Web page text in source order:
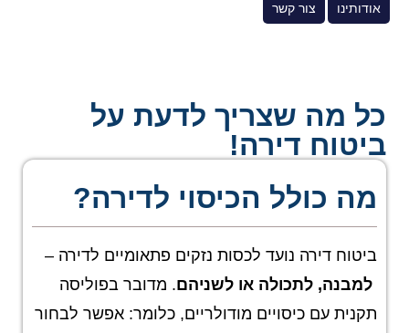
אודותינו צור קשר
כל מה שצריך לדעת על
ביטוח דירה!
מה כולל הכיסוי לדירה?
ביטוח דירה נועד לכסות נזקים פתאומיים לדירה –
למבנה, לתכולה או לשניהם. מדובר בפוליסה
תקנית עם כיסויים מודולריים, כלומר: אפשר לבחור